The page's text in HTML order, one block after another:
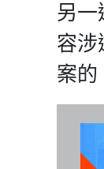
另一
容涉
案的